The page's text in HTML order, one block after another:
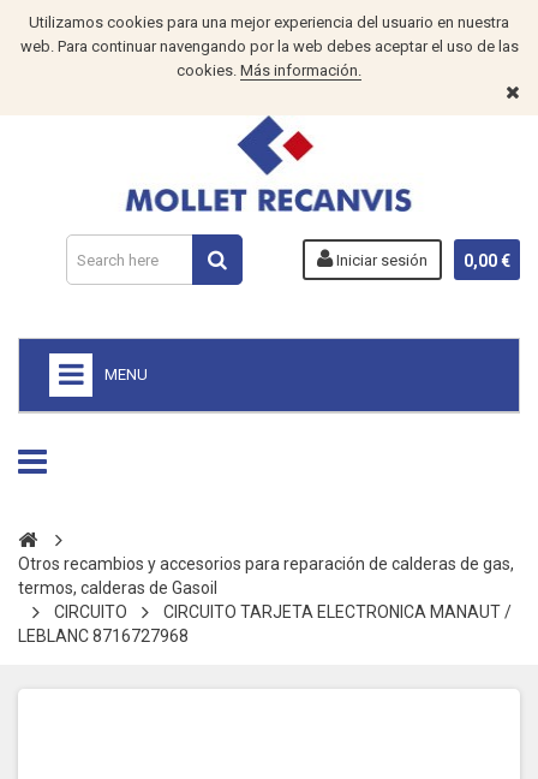
Utilizamos cookies para una mejor experiencia del usuario en nuestra
web. Para continuar navengando por la web debes aceptar el uso de las
cookies. Más información.
0,00 €
Iniciar sesión
MENU
Otros recambios y accesorios para reparación de calderas de gas,
termos, calderas de Gasoil
CIRCUITO
CIRCUITO TARJETA ELECTRONICA MANAUT /
LEBLANC 8716727968